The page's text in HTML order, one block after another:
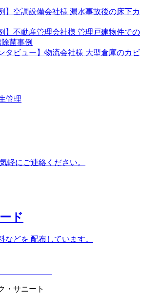
】空調設備会社様 漏水事故後の床下カ
】不動産管理会社様 管理戸建物件での
菌事例
タビュー】物流会社様 大型倉庫のカビ
管理
軽にご連絡ください。
ド
などを 配布しています。
・サニート